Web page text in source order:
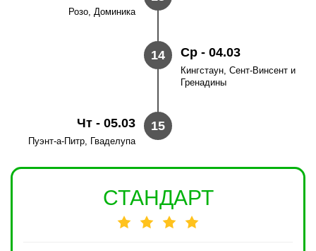
Розо, Доминика
14 Ср - 04.03
Кингстаун, Сент-Винсент и
Гренадины
15
Чт - 05.03
Пуэнт-а-Питр, Гваделупа
СТАНДАРТ